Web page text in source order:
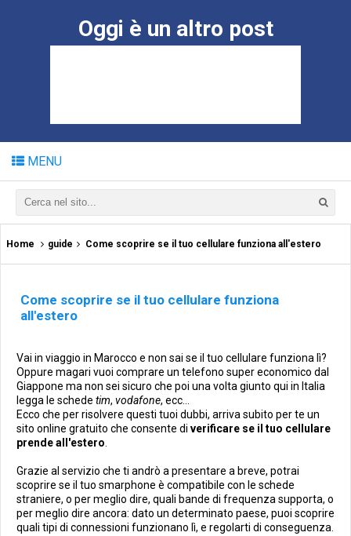
Oggi è un altro post
MENU
Home guide Come scoprire se il tuo cellulare funziona all'estero
Come scoprire se il tuo cellulare funziona
all'estero
Vai in viaggio in Marocco e non sai se il tuo cellulare funziona lì?
Oppure magari vuoi comprare un telefono super economico dal
Giappone ma non sei sicuro che poi una volta giunto qui in Italia
legga le schede tim, vodafone, ecc...
Ecco che per risolvere questi tuoi dubbi, arriva subito per te un
sito online gratuito che consente di verificare se il tuo cellulare
prende all'estero
Grazie al servizio che ti andrò a presentare a breve, potrai
scoprire se il tuo smarphone è compatibile con le schede
straniere, o per meglio dire, quali bande di frequenza supporta, o
per meglio dire ancora: dato un determinato paese, puoi scoprire
quali tipi di connessioni funzionano lì, e regolarti di conseguenza.